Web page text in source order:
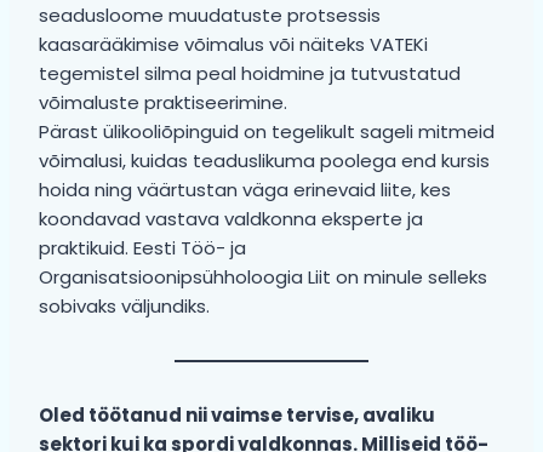
seadusloome muudatuste protsessis
kaasarääkimise võimalus või näiteks VATEKi
tegemistel silma peal hoidmine ja tutvustatud
võimaluste praktiseerimine.
Pärast ülikooliõpinguid on tegelikult sageli mitmeid
võimalusi, kuidas teaduslikuma poolega end kursis
hoida ning väärtustan väga erinevaid liite, kes
koondavad vastava valdkonna eksperte ja
praktikuid. Eesti Töö- ja
Organisatsioonipsühholoogia Liit on minule selleks
sobivaks väljundiks.
Oled töötanud nii vaimse tervise, avaliku
sektori kui ka spordi valdkonnas. Milliseid töö-